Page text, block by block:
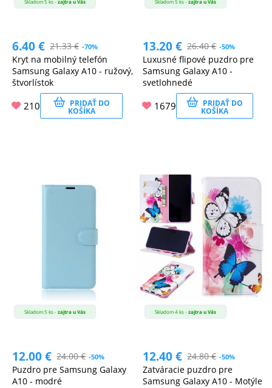
Skladom 5 ks -zajtra u Vás
6.40€ 21.33€ -70%
Kryt na mobilný telefón
Samsung Galaxy A10 - ružový,
štvorlístok
210 PRIDAŤ DO
KOŠÍKA
Skladom 5 ks -zajtra u Vás
13.20€ 26.40€ -50%
Luxusné flipové puzdro pre
Samsung Galaxy A10 -
svetlohnedé
1679 PRIDAŤ DO
KOŠÍKA
Skladom 5 ks -zajtra u Vás
12.00€ 24.00€ -50%
Puzdro pre Samsung Galaxy
A10 - modré
Skladom 4 ks -zajtra u Vás
12.40€ 24.80€ -50%
Zatváracie puzdro pre
Samsung Galaxy A10 - Motýle